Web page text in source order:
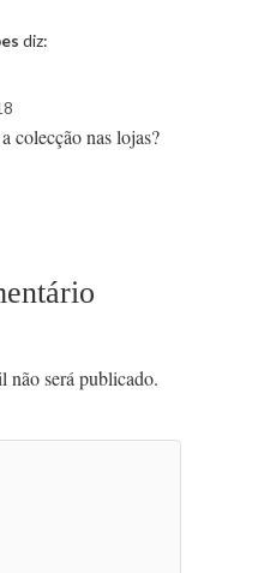
diz:
colecção nas lojas?
não será publicado.